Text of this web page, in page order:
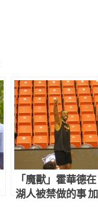
「魔獸」霍華德在
湖人被禁做的事 加